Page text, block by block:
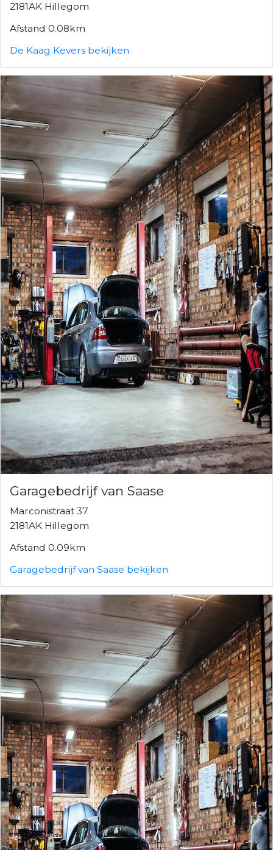
2181AK Hillegom
Afstand 0.08km
De Kaag Kevers bekijken
Garagebedrijf van Saase
Marconistraat 37
2181AK Hillegom
Afstand 0.09km
Garagebedrijf van Saase bekijken